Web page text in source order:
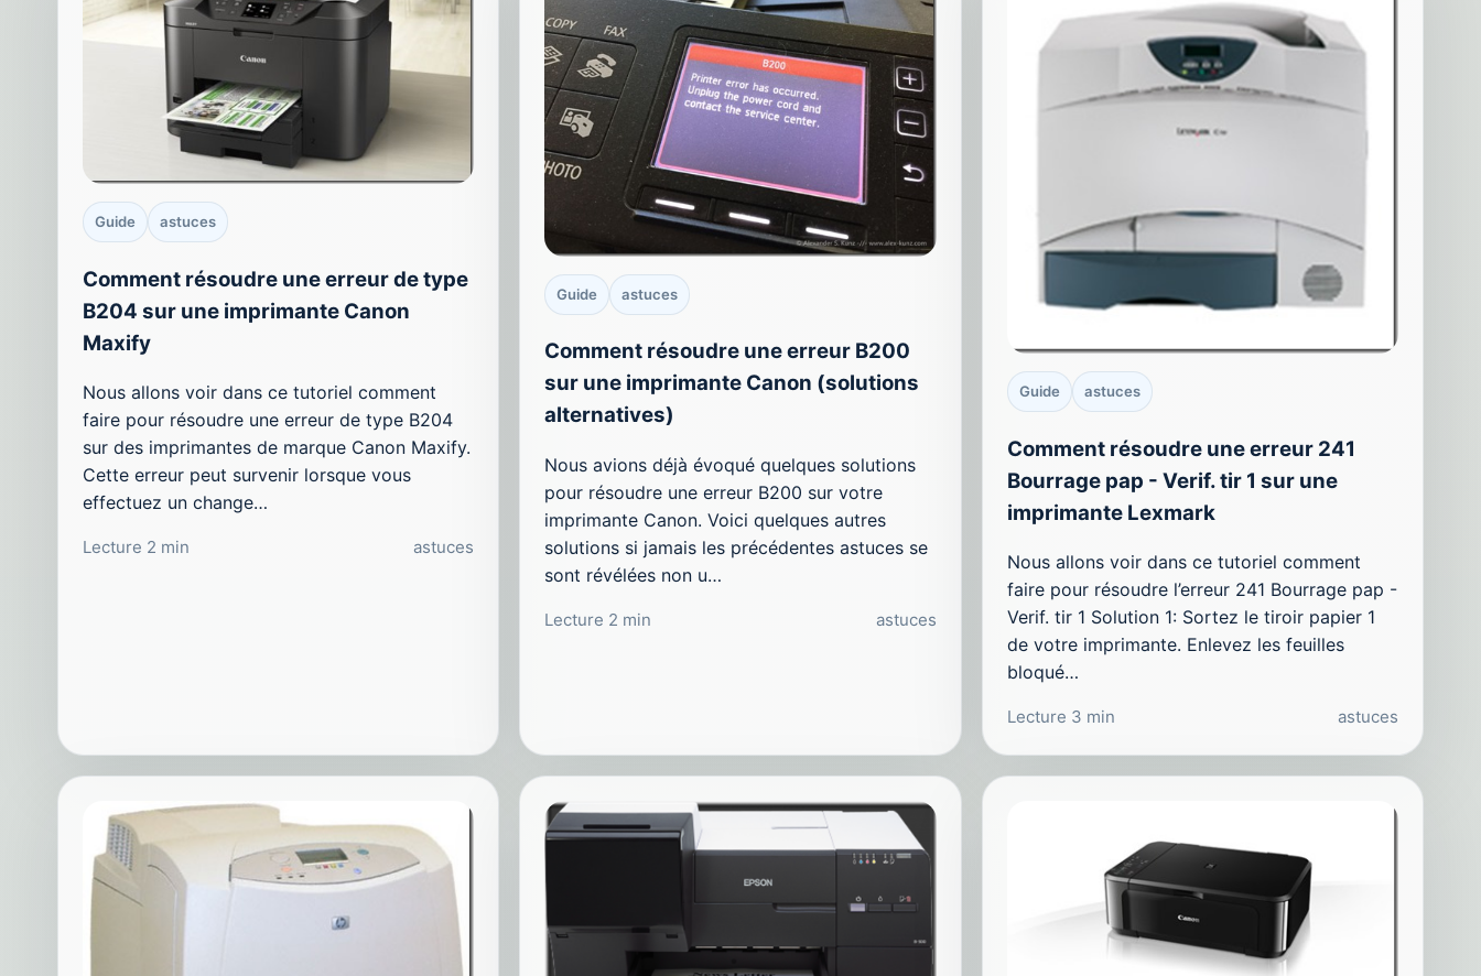
Guide astuces
Comment résoudre une erreur de type
B204 sur une imprimante Canon
Maxify
Nous allons voir dans ce tutoriel comment
faire pour résoudre une erreur de type B204
sur des imprimantes de marque Canon Maxify.
Cette erreur peut survenir lorsque vous
effectuez un change…
Lecture 2 min astuces
Guide astuces
Comment résoudre une erreur B200
sur une imprimante Canon (solutions
alternatives)
Nous avions déjà évoqué quelques solutions
pour résoudre une erreur B200 sur votre
imprimante Canon. Voici quelques autres
solutions si jamais les précédentes astuces se
sont révélées non u…
Lecture 2 min astuces
Guide astuces
Comment résoudre une erreur 241
Bourrage pap - Verif. tir 1 sur une
imprimante Lexmark
Nous allons voir dans ce tutoriel comment
faire pour résoudre l’erreur 241 Bourrage pap -
Verif. tir 1 Solution 1: Sortez le tiroir papier 1
de votre imprimante. Enlevez les feuilles
bloqué…
Lecture 3 min astuces